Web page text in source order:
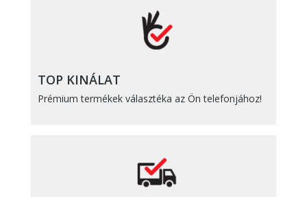
TOP KINÁLAT
Prémium termékek választéka az Ön telefonjához!